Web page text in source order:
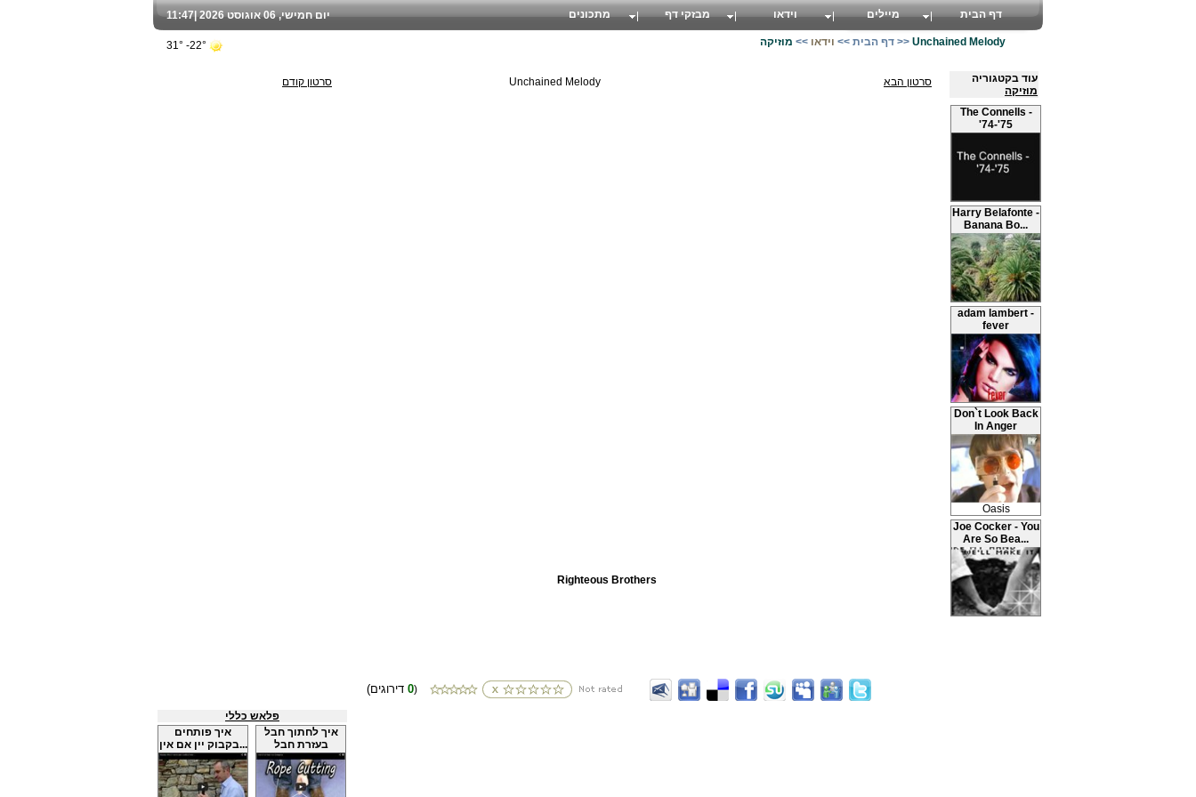
סרטון קודם Unchained Melody סרטון הבא
Righteous Brothers
0)
עוד בקטגוריה
מוזיקה
The Connells -
'74-'75
Harry Belafonte -
Banana Bo...
adam lambert -
fever
Don`t Look Back
In Anger
Oasis
Joe Cocker - You
Are So Bea...
פלאש כללי
איך פותחים
בקבוק יין אם אין...
איך לחתוך חבל
בעזרת חבל
11:47 יום חמישי, 06 אוגוסט 2026 | דף הבית מיילים וידאו מבזקי דף מתכונים
22°- 31° דף הבית >> וידאו >> מוזיקה >> Unchained Melody